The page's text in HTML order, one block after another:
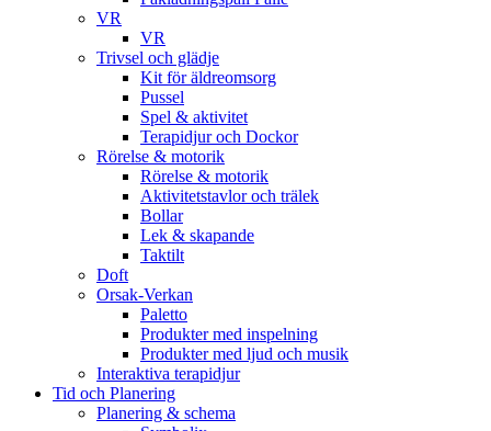
VR
VR
Trivsel och glädje
Kit för äldreomsorg
Pussel
Spel & aktivitet
Terapidjur och Dockor
Rörelse & motorik
Rörelse & motorik
Aktivitetstavlor och trälek
Bollar
Lek & skapande
Taktilt
Doft
Orsak-Verkan
Paletto
Produkter med inspelning
Produkter med ljud och musik
Interaktiva terapidjur
Tid och Planering
Planering & schema